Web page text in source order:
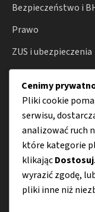
Bezpieczeństwo i
Prawo
ZUS i ubezpieczenia
Działalność
Porady
Menu
O nas
Kontakt
Cenimy
Pliki cookie
serwisu,
analizować ruch
które kategorie
klikającDostosuj
wyrazić zgodę,
pliki inne niż